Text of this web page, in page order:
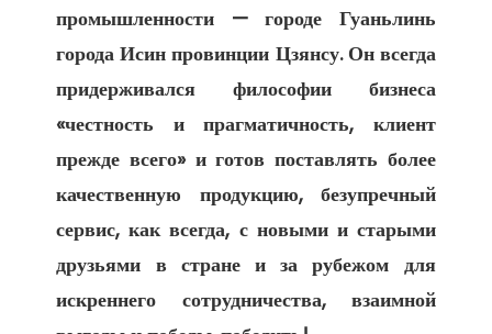
промышленности — городе Гуаньлинь
города Исин провинции Цзянсу. Он всегда
придерживался философии бизнеса
«честность и прагматичность, клиент
прежде всего» и готов поставлять более
качественную продукцию, безупречный
сервис, как всегда, с новыми и старыми
друзьями в стране и за рубежом для
искреннего сотрудничества, взаимной